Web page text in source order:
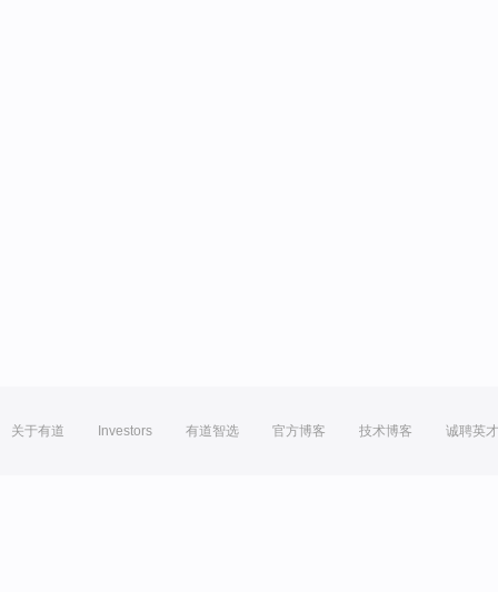
关于有道 Investors 有道智选 官方博客 技术博客 诚聘英才